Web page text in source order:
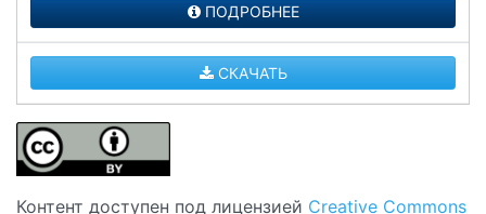
ПОДРОБНЕЕ
СКАЧАТЬ
Контент доступен под лицензией Creative Commons